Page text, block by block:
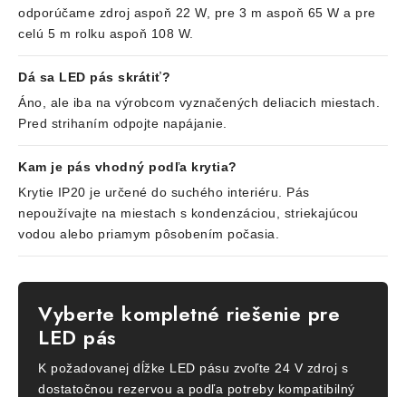
odporúčame zdroj aspoň 22 W, pre 3 m aspoň 65 W a pre
celú 5 m rolku aspoň 108 W.
Dá sa LED pás skrátiť?
Áno, ale iba na výrobcom vyznačených deliacich miestach.
Pred strihaním odpojte napájanie.
Kam je pás vhodný podľa krytia?
Krytie IP20 je určené do suchého interiéru. Pás
nepoužívajte na miestach s kondenzáciou, striekajúcou
vodou alebo priamym pôsobením počasia.
Vyberte kompletné riešenie pre
LED pás
K požadovanej dĺžke LED pásu zvoľte 24 V zdroj s
dostatočnou rezervou a podľa potreby kompatibilný